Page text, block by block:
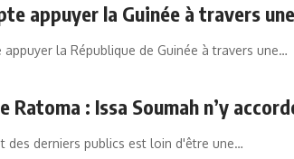
appuyer la Guinée à travers
appuyer la République de Guinée à travers une…
Ratoma : Issa Soumah n’y
des derniers publics est loin d'être une…